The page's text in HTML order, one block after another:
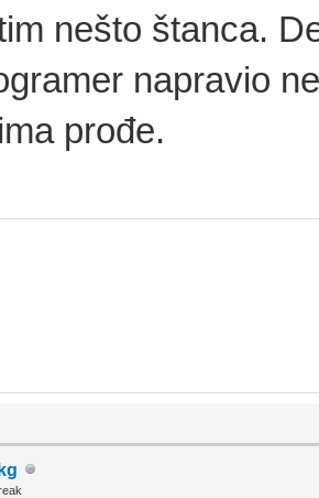
nešto štanca.
napravio
prođe.